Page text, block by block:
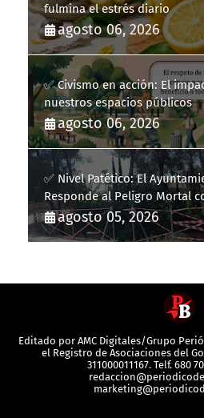
fulmina el estrés diario
agosto 06, 2026
✅ Civismo en acción: El
nuestros espacios públicos
agosto 06, 2026
✅ Nivel Patético: El
Responde al Peligro Mortal
agosto 05, 2026
Editado por AMC Digitales/Grupo
el Registro de Asociaciones del
311000011167. Telf. 680